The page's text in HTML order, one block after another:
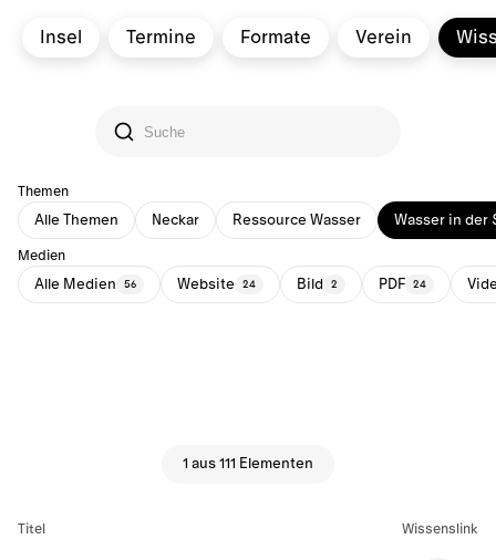
Insel Termine Formate Verein
Themen
Alle Themen Neckar Ressource Wasser Wasser in der
Medien
Alle Medien 56 Website 24 Bild 2 PDF 24
1 aus 111 Elementen
Titel Wissenslink